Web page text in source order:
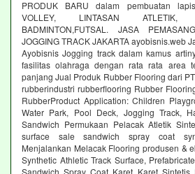
PRODUK BARU dalam pembuatan
VOLLEY, LINTASAN ATLETIK,
BADMINTON,FUTSAL. JASA
JOGGING TRACK JAKARTA ayobisnis.web
Ayobisnis Jogging track dalam kamus
fasilitas olahraga dengan rata rata area
panjang Jual Produk Rubber Flooring dari
rubberindustri rubberflooring Rubber
RubberProduct Application: Children
Water Park, Pool Deck, Jogging Track,
Sandwich Permukaan Pelacak Atletik
surface sale sandwich spray coat
Menjalankan Melacak Flooring produsen &
Synthetic Athletic Track Surface,